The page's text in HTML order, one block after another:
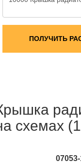
ПОЛУЧИТЬ
схемах